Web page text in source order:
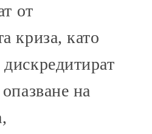
от
криза, като
на